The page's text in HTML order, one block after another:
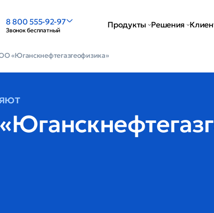
8 800 555-92-97
Звонок бесплатный
Продукты Решения
«Юганскнефтегазгеофизика»